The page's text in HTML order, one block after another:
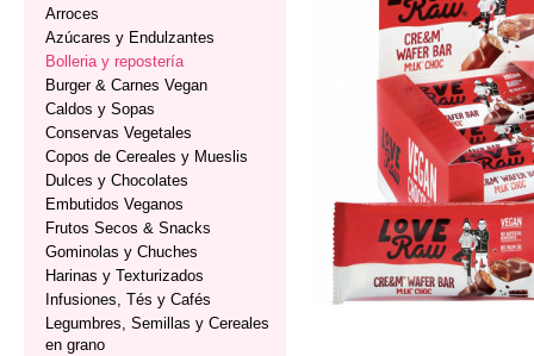
Arroces
Azúcares y Endulzantes
Bolleria y repostería
Burger & Carnes Vegan
Caldos y Sopas
Conservas Vegetales
Copos de Cereales y Mueslis
Dulces y Chocolates
Embutidos Veganos
Frutos Secos & Snacks
Gominolas y Chuches
Harinas y Texturizados
Infusiones, Tés y Cafés
Legumbres, Semillas y Cereales
en grano